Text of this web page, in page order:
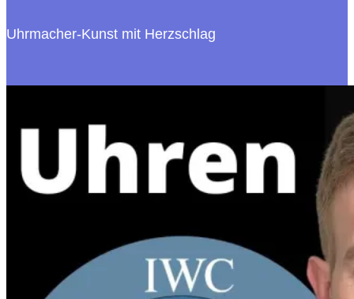
Uhrmacher-Kunst mit Herzschlag